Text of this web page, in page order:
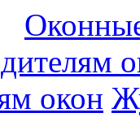
окон